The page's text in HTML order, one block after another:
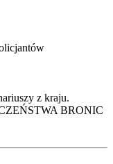
z kraju.
BRONIC